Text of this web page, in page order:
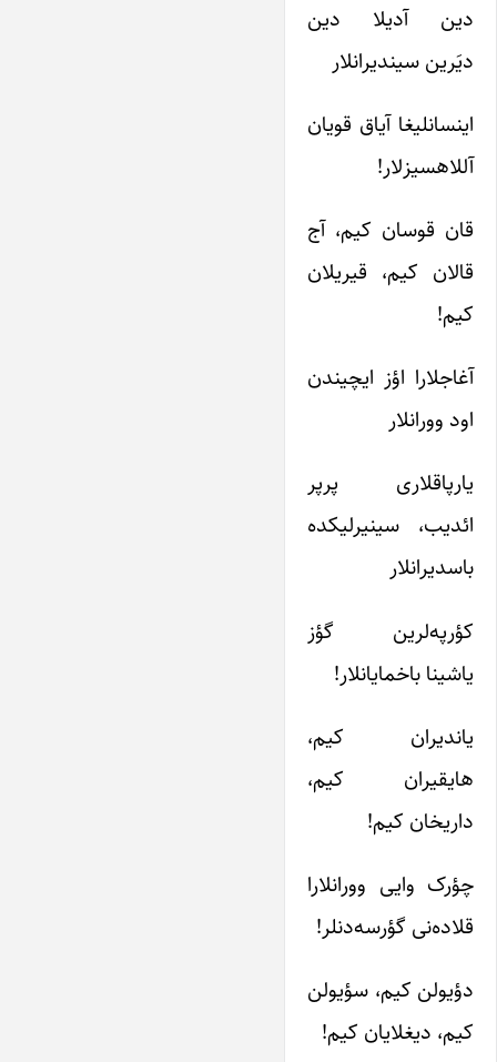
دین آدیلا دین
دیَرین سیندیرانلار
اینسانلیغا آیاق قویان
آللاهسیزلار!
قان قوسان کیم، آج
قالان کیم، قیریلان
کیم!
آغاجلارا اؤز ایچیندن
اود وورانلار
یارپاقلاری پرپر
ائدیب، سینیرلیکده
باسدیرانلار
کؤرپه‌لرین گؤز
یاشینا باخمایانلار!
یاندیران کیم،
هایقیران کیم،
داریخان کیم!
چؤرک وایی وورانلارا
قلاده‌نی گؤرسه‌دنلر!
دؤیولن کیم، سؤیولن
کیم، دیغلایان کیم!